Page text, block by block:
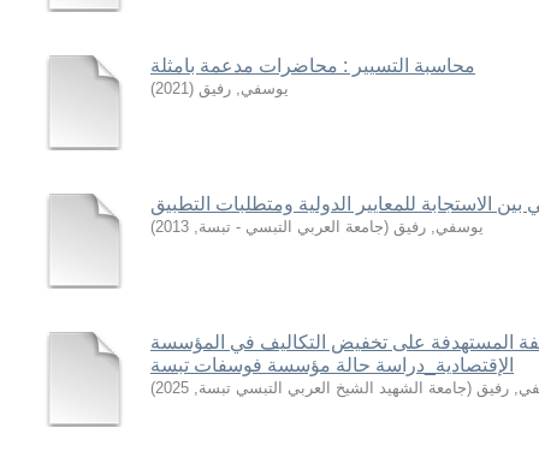
محاسبة التسيير : محاضرات مدعمة بامثلة
يوسفي, رفيق (
2021
)
بين الاستجابة للمعايير الدولية ومتطلبات التطبيق
يوسفي, رفيق (جامعة العربي التبسي - تبسة,
2013
)
المستهدفة على تخفيض التكاليف في المؤسسة
الإقتصادية_دراسة حالة مؤسسة فوسفات تبسة
رفيق (جامعة الشهيد الشيخ العربي التبسي تبسة,
2025
)